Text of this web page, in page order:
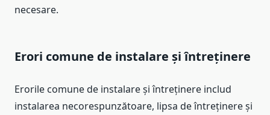
necesare.
Erori comune de instalare și întreținere
Erorile comune de instalare și întreținere includ
instalarea necorespunzătoare, lipsa de întreținere și